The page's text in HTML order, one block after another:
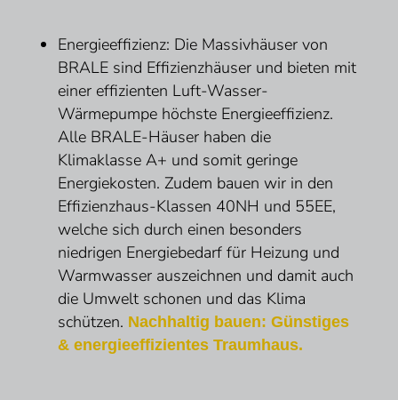
Energieeffizienz: Die Massivhäuser von
BRALE sind Effizienzhäuser und bieten mit
einer effizienten Luft-Wasser-
Wärmepumpe höchste Energieeffizienz.
Alle BRALE-Häuser haben die
Klimaklasse A+ und somit geringe
Energiekosten. Zudem bauen wir in den
Effizienzhaus-Klassen 40NH und 55EE,
welche sich durch einen besonders
niedrigen Energiebedarf für Heizung und
Warmwasser auszeichnen und damit auch
die Umwelt schonen und das Klima
schützen. Nachhaltig bauen: Günstiges
& energieeffizientes Traumhaus.